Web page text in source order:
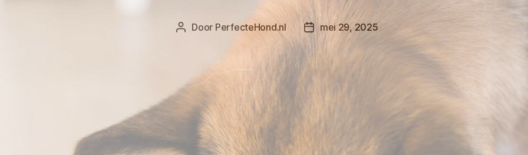
Berichtauteur
Door PerfecteHond.nl Berichtdatum
mei 29, 2025